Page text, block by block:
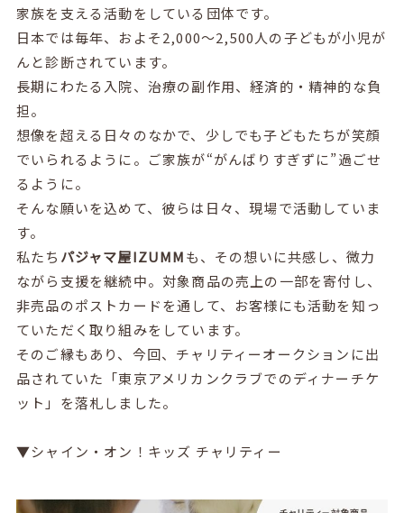
家族を支える活動をしている団体です。
日本では毎年、およそ2,000〜2,500人の子どもが小児が
んと診断されています。
長期にわたる入院、治療の副作用、経済的・精神的な負
担。
想像を超える日々のなかで、少しでも子どもたちが笑顔
でいられるように。ご家族が“がんばりすぎずに”過ごせ
るように。
そんな願いを込めて、彼らは日々、現場で活動していま
す。
私たち パジャマ屋IZUMMも、その想いに共感し、微力
ながら支援を継続中。対象商品の売上の一部を寄付し、
非売品のポストカードを通して、お客様にも活動を知っ
ていただく取り組みをしています。
そのご縁もあり、今回、チャリティーオークションに出
品されていた「東京アメリカンクラブでのディナーチケ
ット」を落札しました。
▼シャイン・オン！キッズ チャリティー